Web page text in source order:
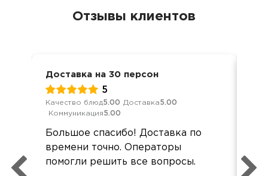
Отзывы клиентов
Доставка на 30 персон
5
Качество блюд5.00 Доставка5.00
Коммуникация5.00
Большое спасибо! Доставка по
времени точно. Операторы
помогли решить все вопросы.